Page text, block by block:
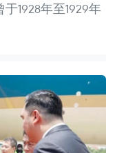
1928年至1929年